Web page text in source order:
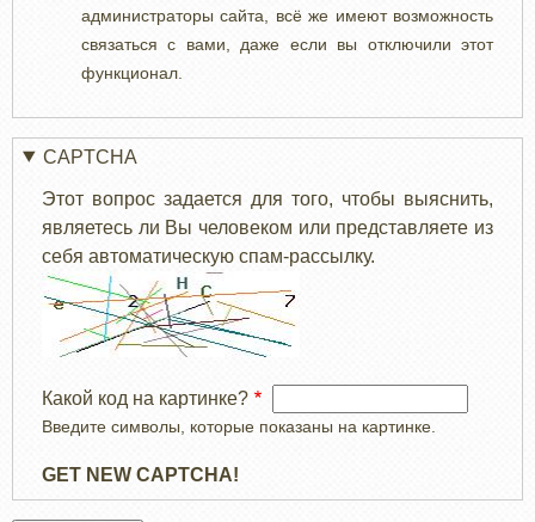
администраторы сайта, всё же имеют возможность
связаться с вами, даже если вы отключили этот
функционал.
CAPTCHA
Этот вопрос задается для того, чтобы выяснить,
являетесь ли Вы человеком или представляете из
себя автоматическую спам-рассылку.
Какой код на картинке?
Введите символы, которые показаны на картинке.
GET NEW CAPTCHA!